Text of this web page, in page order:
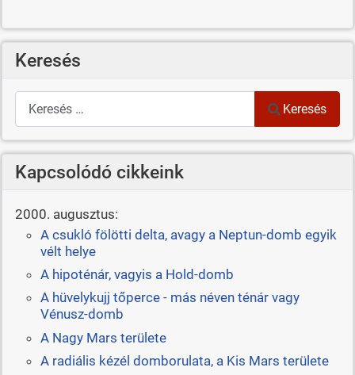
Keresés
Keresés
Keresés
Kapcsolódó cikkeink
2000. augusztus:
A csukló fölötti delta, avagy a Neptun-domb egyik
vélt helye
A hipoténár, vagyis a Hold-domb
A hüvelykujj tőperce - más néven ténár vagy
Vénusz-domb
A Nagy Mars területe
A radiális kézél domborulata, a Kis Mars területe